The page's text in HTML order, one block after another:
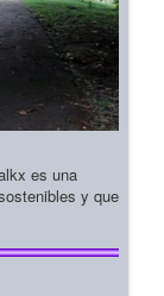
es una
y que